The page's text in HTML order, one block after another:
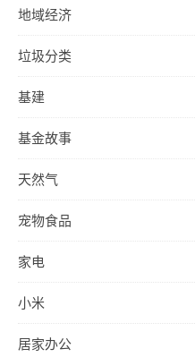
地域经济
垃圾分类
基建
基金故事
天然气
宠物食品
家电
小米
居家办公